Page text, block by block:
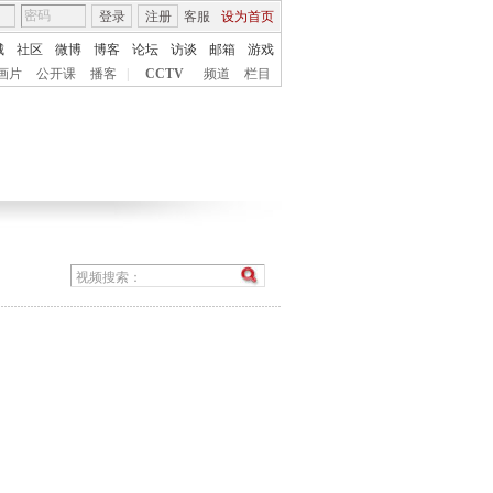
客服 设为首页
登录 注册
社区 微博 博客 论坛 访谈 邮箱
游戏
片 公开课 播客 CCTV 频道 栏目